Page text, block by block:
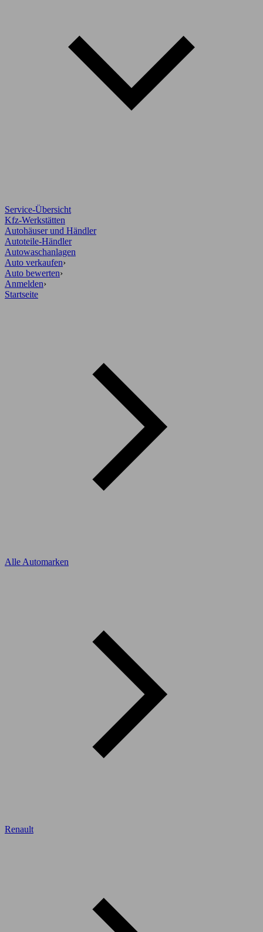
Service-Übersicht
Kfz-Werkstätten
Autohäuser und Händler
Autoteile-Händler
Autowaschanlagen
Auto verkaufen›
Auto bewerten›
Anmelden›
Startseite
Alle Automarken
Renault